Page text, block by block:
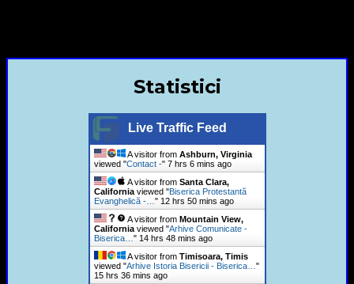
Statistici
Live Traffic Feed
A visitor from Ashburn, Virginia
viewed "Contact -" 7 hrs 6 mins ago
A visitor from Santa Clara,
Californiaviewed "Biserica Protestantă
Evanghelică -…" 12 hrs 50 mins ago
A visitor from Mountain View,
Californiaviewed "Arhive Comunicate -
Biserica…" 14 hrs 48 mins ago
A visitor from Timisoara, Timis
viewed "Arhive Istoria Bisericii - Biserica…"
15 hrs 36 mins ago